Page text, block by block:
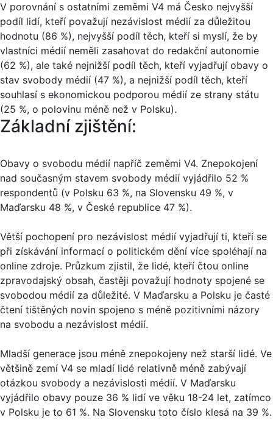
V porovnání s ostatními zeměmi V4 má Česko nejvyšší
podíl lidí, kteří považují nezávislost médií za důležitou
hodnotu (86 %), nejvyšší podíl těch, kteří si myslí, že by
vlastníci médií neměli zasahovat do redakční autonomie
(62 %), ale také nejnižší podíl těch, kteří vyjadřují obavy o
stav svobody médií (47 %), a nejnižší podíl těch, kteří
souhlasí s ekonomickou podporou médií ze strany státu
(25 %, o polovinu méně než v Polsku).
Základní zjištění:
Obavy o svobodu médií napříč zeměmi V4. Znepokojení
nad současným stavem svobody médií vyjádřilo 52 %
respondentů (v Polsku 63 %, na Slovensku 49 %, v
Maďarsku 48 %, v České republice 47 %).
Větší pochopení pro nezávislost médií vyjadřují ti, kteří se
při získávání informací o politickém dění více spoléhají na
online zdroje. Průzkum zjistil, že lidé, kteří čtou online
zpravodajský obsah, častěji považují hodnoty spojené se
svobodou médií za důležité. V Maďarsku a Polsku je časté
čtení tištěných novin spojeno s méně pozitivními názory
na svobodu a nezávislost médií.
Mladší generace jsou méně znepokojeny než starší lidé. Ve
většině zemí V4 se mladí lidé relativně méně zabývají
otázkou svobody a nezávislosti médií. V Maďarsku
vyjádřilo obavy pouze 36 % lidí ve věku 18-24 let, zatímco
v Polsku je to 61 %. Na Slovensku toto číslo klesá na 39 %.